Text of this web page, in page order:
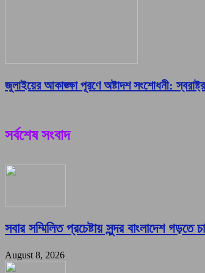
জুলাইয়ের আকাঙ্ক্ষা পূরণে অষ্টাদশ সংশোধনী:
সর্বশেষ সংবাদ
সবার সম্মিলিত প্রচেষ্টায় সুন্দর বাংলাদেশ গড়তে
August 8, 2026